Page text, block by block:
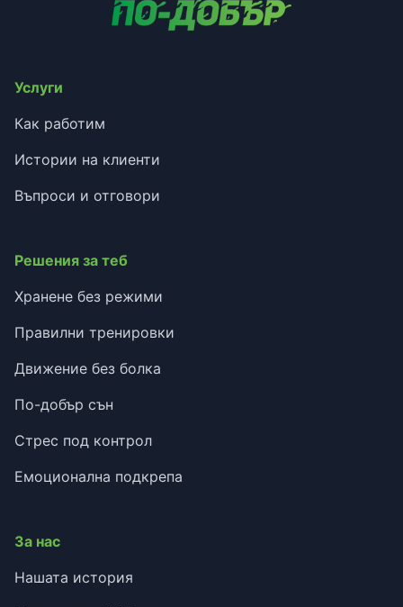
Услуги
Как работим
Истории на клиенти
Въпроси и отговори
Решения за теб
Хранене без режими
Правилни тренировки
Движение без болка
По-добър сън
Стрес под контрол
Емоционална подкрепа
За нас
Нашата история